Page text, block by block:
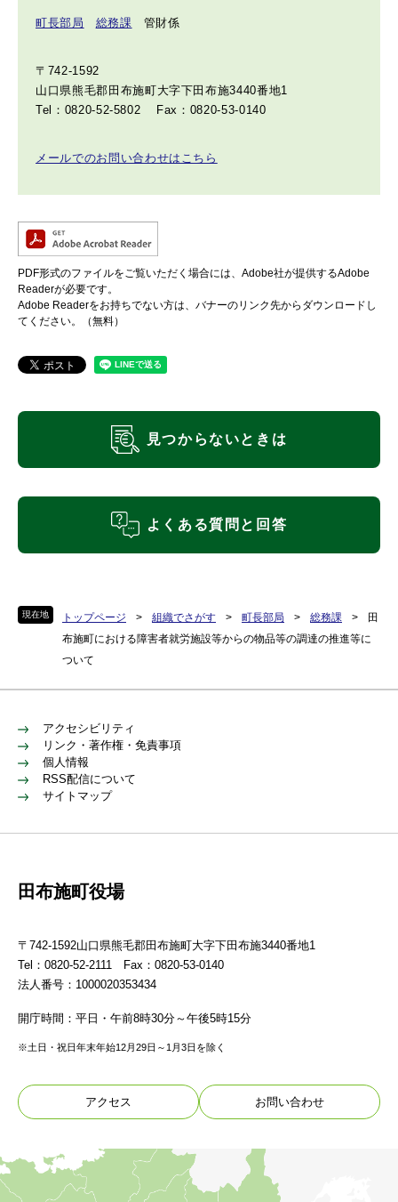
現在地 トップページ > 組織でさがす > 町長部局 > 総務課 >
田
布施町における障害者就労施設等からの物品等の調達の推進等に
ついて
町長部局 総務課 管財係
〒742-1592
山口県熊毛郡田布施町大字下田布施3440番地1
Tel：0820-52-5802
Fax：0820-53-0140
メールでのお問い合わせはこちら
PDF形式のファイルをご覧いただく場合には、Adobe社が提供するAdobe
Readerが必要です。
Adobe Readerをお持ちでない方は、バナーのリンク先からダウンロードし
てください。（無料）
見つからないときは
よくある質問と回答
アクセシビリティ
リンク・著作権・免責事項
個人情報
RSS配信について
サイトマップ
田布施町役場
〒742-1592山口県熊毛郡田布施町大字下田布施3440番地1
Tel：0820-52-2111 Fax：0820-53-0140
法人番号：1000020353434
開庁時間：平日・午前8時30分～午後5時15分
※土日・祝日年末年始12月29日～1月3日を除く
アクセス お問い合わせ